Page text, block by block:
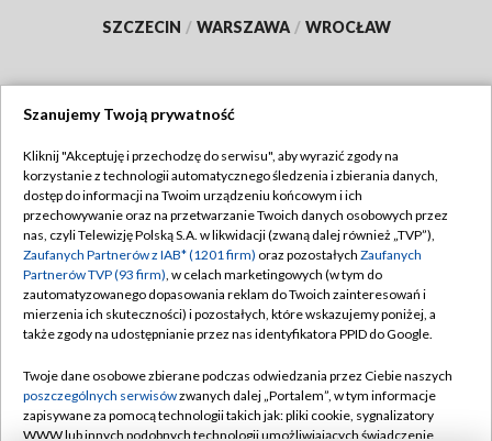
SZCZECIN / WARSZAWA / WROCŁAW
TVP
Abonament TVP
Emisja w TVP
Centrum informacji TVP
Naziemna Telewizja Cyfrowa
Rada Programowa
System NOS
Regulamin TVP
Polityka prywatności
Moje zgody
Pomoc
Kontakt
Szanujemy Twoją prywatność
Kliknij "Akceptuję i przechodzę do serwisu", aby wyrazić zgody na
korzystanie z technologii automatycznego śledzenia i zbierania danych,
dostęp do informacji na Twoim urządzeniu końcowym i ich
przechowywanie oraz na przetwarzanie Twoich danych osobowych przez
nas, czyli Telewizję Polską S.A. w likwidacji (zwaną dalej również „TVP”),
Zaufanych Partnerów z IAB* (1201 firm) oraz pozostałych Zaufanych
Partnerów TVP (93 firm), w celach marketingowych (w tym do
zautomatyzowanego dopasowania reklam do Twoich zainteresowań i
mierzenia ich skuteczności) i pozostałych, które wskazujemy poniżej, a
także zgody na udostępnianie przez nas identyfikatora PPID do Google.
Twoje dane osobowe zbierane podczas odwiedzania przez Ciebie naszych
poszczególnych serwisówzwanych dalej „Portalem”, w tym informacje
zapisywane za pomocą technologii takich jak: pliki cookie, sygnalizatory
WWW lub innych podobnych technologii umożliwiających świadczenie